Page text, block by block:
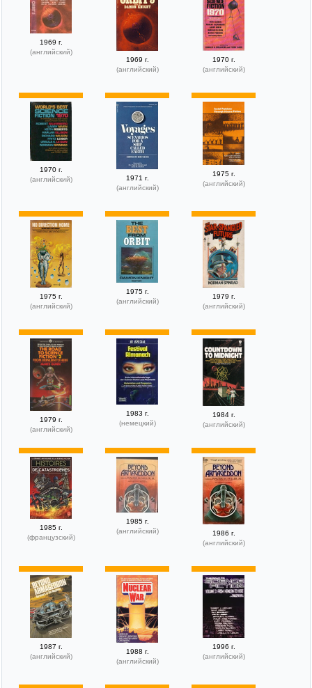
1969 г.
(английский)
1969 г.
(английский)
1970 г.
(английский)
1970 г.
(английский)
1971 г.
(английский)
1975 г.
(английский)
1975 г.
(английский)
1975 г.
(английский)
1979 г.
(английский)
1979 г.
(английский)
1983 г.
(немецкий)
1984 г.
(английский)
1985 г.
(французский)
1985 г.
(английский)
1986 г.
(английский)
1987 г.
(английский)
1988 г.
(английский)
1996 г.
(английский)